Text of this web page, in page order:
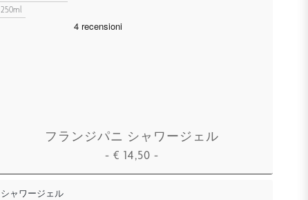
250ml
フランジパニ シャワージェル
- € 14,50 -
シャワージェル